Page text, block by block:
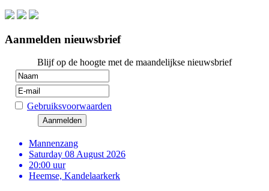
Aanmelden nieuwsbrief
Blijf op de hoogte met de maandelijkse nieuwsbrief
Gebruiksvoorwaarden
Mannenzang
Saturday 08 August 2026
20:00 uur
Heemse, Kandelaarkerk